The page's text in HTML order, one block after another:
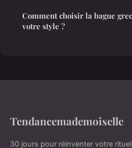
Comment choisir la bague
votre style ?
Tendancemademoiselle
30 jours pour réinventer votre